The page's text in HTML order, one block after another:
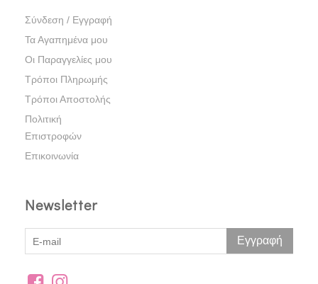
Σύνδεση / Εγγραφή
Τα Αγαπημένα μου
Οι Παραγγελίες μου
Τρόποι Πληρωμής
Τρόποι Αποστολής
Πολιτική
Επιστροφών
Επικοινωνία
Newsletter
Εγγραφή